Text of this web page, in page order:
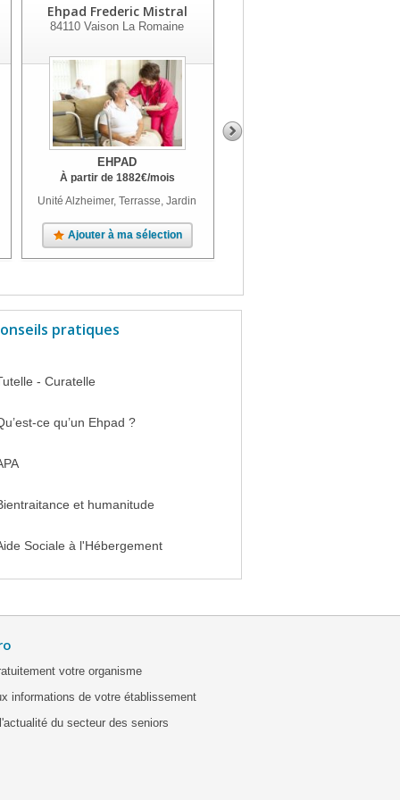
Ehpad Frederic Mistral
84110 Vaison La Romaine
EHPAD
À partir de 1882€/mois
Unité Alzheimer, Terrasse, Jardin
Ajouter à ma sélection
pratiques
- Curatelle
ce qu’un Ehpad ?
et humanitude
Sociale à l'Hébergement
votre organisme
informations de votre établissement
du secteur des seniors